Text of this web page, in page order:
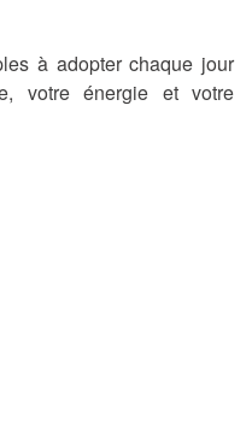
à adopter chaque jour
votre énergie et votre